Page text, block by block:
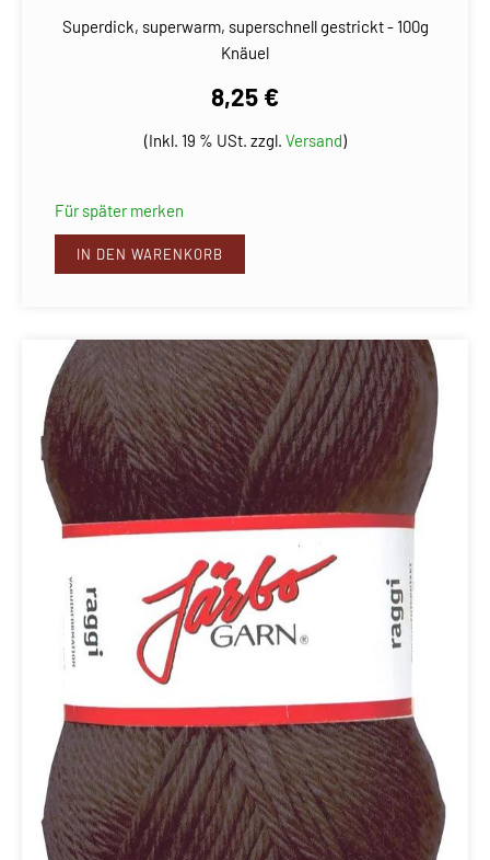
Superdick, superwarm, superschnell gestrickt - 100g
Knäuel
8,25 €
(Inkl. 19 % USt. zzgl. Versand)
Für später merken
IN DEN WARENKORB